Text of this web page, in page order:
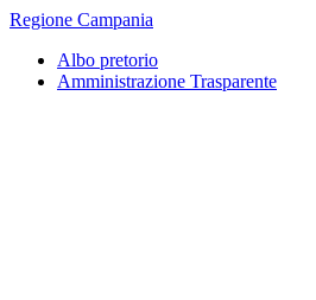
Regione Campania
Albo pretorio
Amministrazione Trasparente